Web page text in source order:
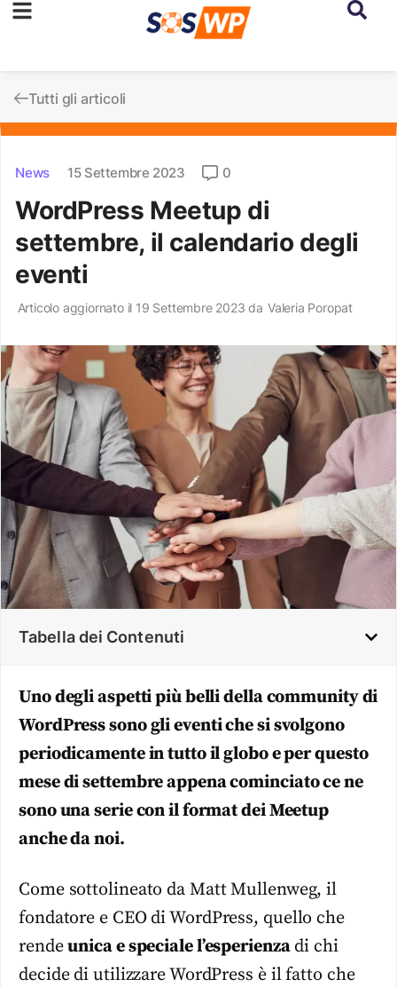
Tutti gli articoli
News 15 Settembre 2023 0
WordPress Meetup di
settembre, il calendario degli
eventi
Articolo aggiornato il 19 Settembre 2023 da Valeria Poropat
Tabella dei Contenuti
Uno degli aspetti più belli della community di
WordPress sono gli eventi che si svolgono
periodicamente in tutto il globo e per questo
mese di settembre appena cominciato ce ne
sono una serie con il format dei Meetup
anche da noi.
Come sottolineato da Matt Mullenweg, il
fondatore e CEO di WordPress, quello che
rendeunica e speciale l’esperienzadi chi
decide di utilizzare WordPress è il fatto che